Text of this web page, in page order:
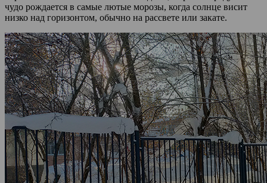
чудо рождается в самые лютые морозы, когда солнце висит
низко над горизонтом, обычно на рассвете или закате.